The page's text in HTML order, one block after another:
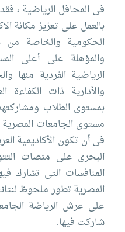
روابط الكليات
المراكز
تواصل
معنا
خريطة
الموقع
فى المحافل الرياضية ،
بالعمل على تعزيز مكانة
الحكومية والخاصة من
والمؤهلة على أعلى
الرياضية الفردية منها
والأدارية ذات الكفاءة
بمستوى الطلاب
مستوى الجامعات المصرية
فى أن تكون الأكاديمية
البحرى على منصات
المنافسات التى تشارك
المصرية تطور ملحوظ
على عرش الرياضة
شاركت فيها.